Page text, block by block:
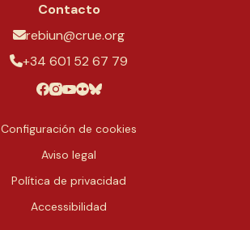
Contacto
rebiun@crue.org
+34 601 52 67 79
Configuración de cookies
Aviso legal
Política de privacidad
Accessibilidad